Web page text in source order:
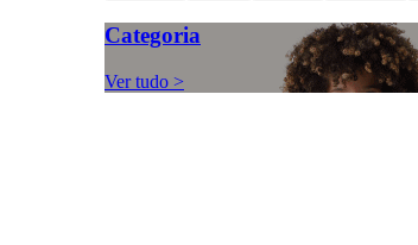
Categoria
Ver tudo >